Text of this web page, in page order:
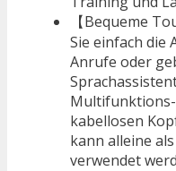
【Bequeme
Sie einfach die
Anrufe oder
kabellosen
kann alleine
verwendet